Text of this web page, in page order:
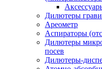
Дилютеры
Ареометр
Аспираторы
Дилютеры
посев
Дилютеры-